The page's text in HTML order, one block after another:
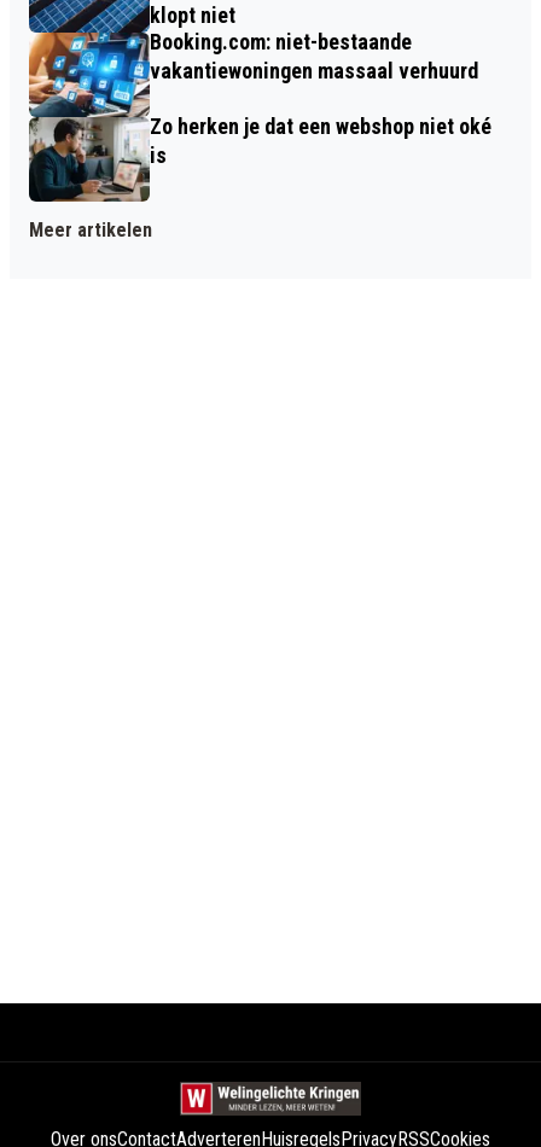
klopt niet
Booking.com: niet-bestaande
vakantiewoningen massaal verhuurd
Zo herken je dat een webshop niet oké
is
Meer artikelen
Over onsContactAdverterenHuisregelsPrivacyRSSCookies